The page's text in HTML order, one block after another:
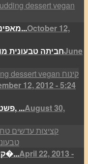
מאפינס שוקולד טבעוני מושלמים ולא...October 12,
חביתה טבעוניתJune
12, 2012 - 5:24
פשטידת המעקוד של סבתא גבי שלי, ...August 30,
קציצות עדשים וסויה אפויות בטח�...April 22, 2013 -